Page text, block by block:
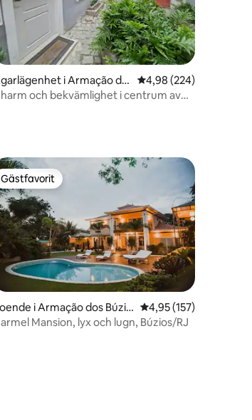
betyg, 146 omdömen
i Armação do
4,98 av 5 i
4,98 (224)
och bekvämlighet i centrum av
Gästfavorit
Gästfavorit
i Armação dos Búzio 4,95 av 5 i
4,95 (157)
Mansion, lyx och lugn, Búzios/RJ